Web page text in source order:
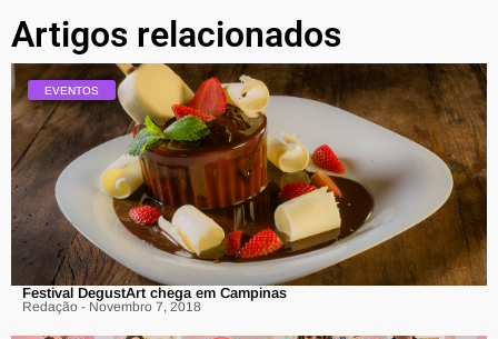
Artigos relacionados
EVENTOS
Festival DegustArt chega em Campinas
Redação - Novembro 7, 2018